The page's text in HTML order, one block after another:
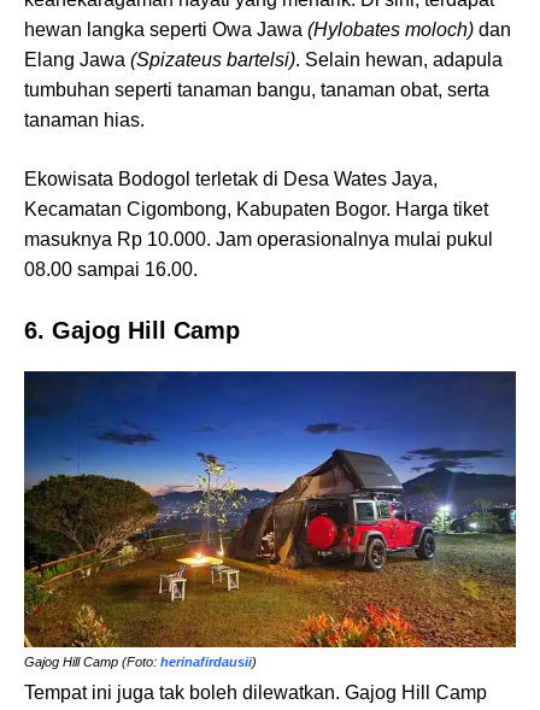
hewan langka seperti Owa Jawa (Hylobates moloch) dan
Elang Jawa (Spizateus bartelsi). Selain hewan, adapula
tumbuhan seperti tanaman bangu, tanaman obat, serta
tanaman hias.
Ekowisata Bodogol terletak di Desa Wates Jaya,
Kecamatan Cigombong, Kabupaten Bogor. Harga tiket
masuknya Rp 10.000. Jam operasionalnya mulai pukul
08.00 sampai 16.00.
6. Gajog Hill Camp
Gajog Hill Camp (Foto: herinafirdausii)
Tempat ini juga tak boleh dilewatkan. Gajog Hill Camp